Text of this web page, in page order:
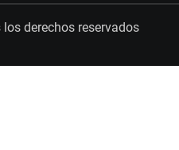
derechos reservados